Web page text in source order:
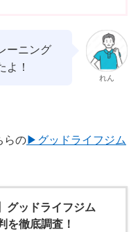
ーニング
！
れん
らの▶︎グッドライフジム
グッドライフジム
を徹底調査！